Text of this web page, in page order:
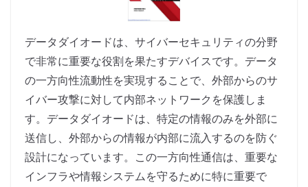
データダイオードは、サイバーセキュリティの分野
で非常に重要な役割を果たすデバイスです。データ
の一方向性流動性を実現することで、外部からのサ
イバー攻撃に対して内部ネットワークを保護しま
す。データダイオードは、特定の情報のみを外部に
送信し、外部からの情報が内部に流入するのを防ぐ
設計になっています。この一方向性通信は、重要な
インフラや情報システムを守るために特に重要で